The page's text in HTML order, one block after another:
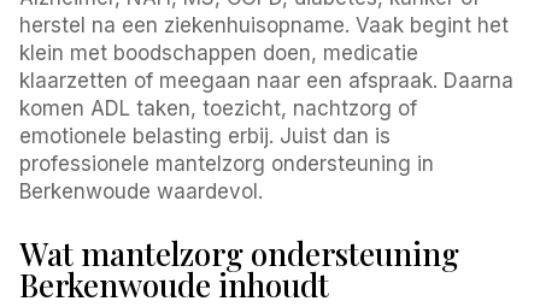
herstel na een ziekenhuisopname. Vaak begint het
klein met boodschappen doen, medicatie
klaarzetten of meegaan naar een afspraak. Daarna
komen ADL taken, toezicht, nachtzorg of
emotionele belasting erbij. Juist dan is
professionele mantelzorg ondersteuning in
Berkenwoude waardevol.
Wat mantelzorg ondersteuning
Berkenwoude inhoudt